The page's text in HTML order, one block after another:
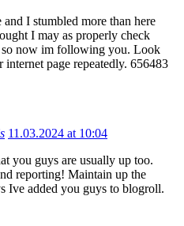
I stumbled more than here
I may as properly check
so now im following you. Look
page repeatedly. 656483
11.03.2024 at 10:04
you guys are usually up too.
reporting! Maintain up the
Ive added you guys to blogroll.